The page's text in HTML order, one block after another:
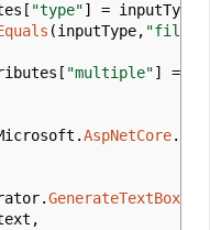
[ "type"] = inputType
(inputType, "file"
[ "multiple"] =
.AspNetCore.
.GenerateTextBox